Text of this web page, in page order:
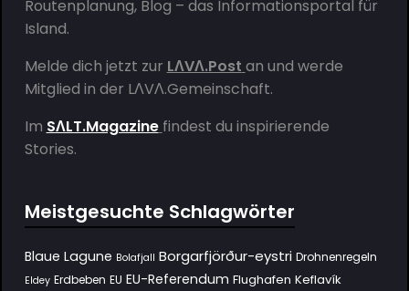
Routenplanung, Blog – das Informationsportal für
Island.
Melde dich jetzt zur LΛVΛ.Post an und werde
Mitglied in der LΛVΛ.Gemeinschaft.
Im SΛLT.Magazine findest du inspirierende
Stories.
Meistgesuchte Schlagwörter
Blaue Lagune Bolafjall Borgarfjörður-eystri Drohnenregeln
Eldey Erdbeben EU EU-Referendum Flughafen Keflavík